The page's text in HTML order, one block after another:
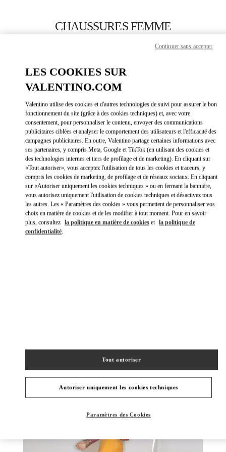
CHAUSSURES FEMME
APPELLE MAINTENANT
PLUS DE DÉTAILS
OBTENIR DES DIRECTIONSLINK
Link Opens in New Tab
LES COOKIES SUR
VALENTINO.COM
Valentino utilise des cookies et d'autres technologies de suivi pour assurer le bon
fonctionnement du site (grâce à des cookies techniques) et, avec votre
consentement, pour personnaliser le contenu, envoyer des communications
publicitaires ciblées et analyser le comportement des utilisateurs et l'efficacité des
campagnes publicitaires. En outre, Valentino partage certaines informations avec
ses partenaires, y compris Meta, Google et TikTok (en utilisant des cookies et
des technologies internes et tiers de profilage et de marketing). En cliquant sur
«Tout autoriser», vous acceptez l'utilisation de tous les cookies et traceurs, y
compris les cookies de marketing, de profilage et de réseaux sociaux. En cliquant
sur «Autoriser uniquement les cookies techniques » ou en fermant la bannière,
vous autorisez uniquement l'utilisation de cookies techniques et désactivez tous
les autres. Les « Paramètres des cookies » vous permettent de personnaliser vos
choix en matière de cookies et de les modifier à tout moment. Pour en savoir
plus, consultez la politique en matière de cookies et la politique de
confidentialité.
Autoriser uniquement les cookies techniques
Tout autoriser
Paramètres des Cookies
Continuer sans accepter